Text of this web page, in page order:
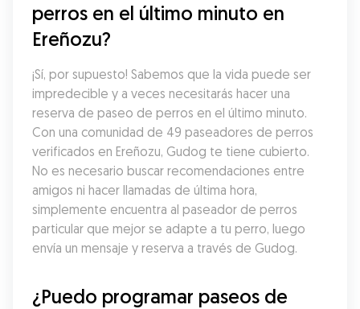
perros en el último minuto en
Ereñozu?
¡Sí, por supuesto! Sabemos que la vida puede ser
impredecible y a veces necesitarás hacer una
reserva de paseo de perros en el último minuto.
Con una comunidad de 49 paseadores de perros
verificados en Ereñozu, Gudog te tiene cubierto.
No es necesario buscar recomendaciones entre
amigos ni hacer llamadas de última hora,
simplemente encuentra al paseador de perros
particular que mejor se adapte a tu perro, luego
envía un mensaje y reserva a través de Gudog.
¿Puedo programar paseos de